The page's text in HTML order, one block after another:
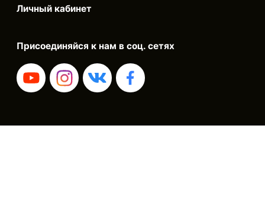
Личный кабинет
Присоединяйся к нам в соц. сетях